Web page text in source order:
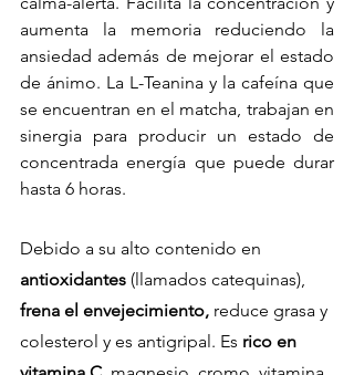
aumenta la memoria reduciendo la
ansiedad además de mejorar el estado
de ánimo. La L-Teanina y la cafeína que
se encuentran en el matcha, trabajan en
sinergia para producir un estado de
concentrada energía que puede durar
hasta 6 horas.
Debido a su alto contenido en
antioxidantes (llamados catequinas),
frena el envejecimiento, reduce grasa y
colesterol y es antigripal. Es rico en